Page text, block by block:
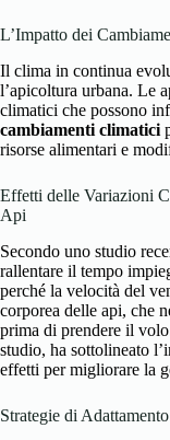
L’Impatto dei
Il clima in continua
l’apicoltura urbana. Le
climatici che possono
cambiamenti climatici
risorse alimentari e
Effetti delle Variazioni
Api
Secondo uno studio
rallentare il tempo
perché la velocità del
corporea delle api, che
prima di prendere il
studio, ha sottolineato
effetti per migliorare la
Strategie di